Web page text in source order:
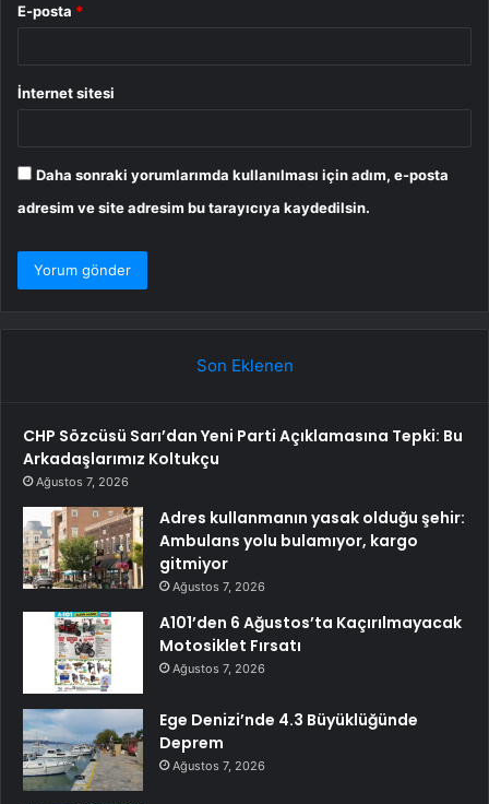
E-posta *
İnternet sitesi
Daha sonraki yorumlarımda kullanılması için adım, e-posta
adresim ve site adresim bu tarayıcıya kaydedilsin.
Son Eklenen
CHP Sözcüsü Sarı’dan Yeni Parti Açıklamasına Tepki: Bu
Arkadaşlarımız Koltukçu
Ağustos 7, 2026
Adres kullanmanın yasak olduğu şehir:
Ambulans yolu bulamıyor, kargo
gitmiyor
Ağustos 7, 2026
A101’den 6 Ağustos’ta Kaçırılmayacak
Motosiklet Fırsatı
Ağustos 7, 2026
Ege Denizi’nde 4.3 Büyüklüğünde
Deprem
Ağustos 7, 2026